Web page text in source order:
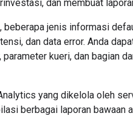
dan membuat
jenis informasi
dan data error. Anda
kueri, dan bagian
yang dikelola oleh
berbagai laporan bawaan